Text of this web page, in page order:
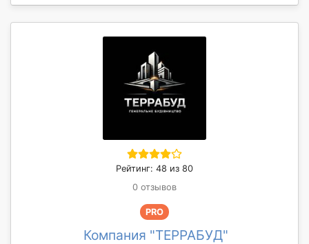
Рейтинг: 48 из 80
0 отзывов
PRO
Компания "ТЕРРАБУД"